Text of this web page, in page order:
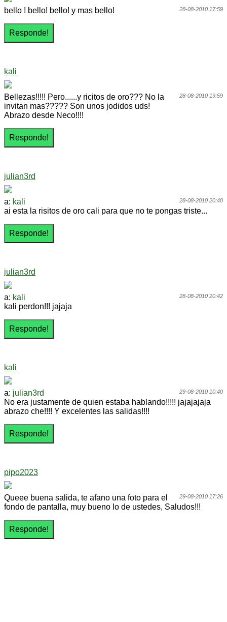
28-08-2010 17:59
bello ! bello! bello! y mas bello!
kali
28-08-2010 19:59
Bellezas!!!!! Pero......y ricitos de oro??? No la
invitan mas????? Son unos jodidos uds!
Abrazo desde Neco!!!!
julian3rd
28-08-2010 20:40
a: kali
ai esta la risitos de oro cali para que no te pongas triste...
julian3rd
28-08-2010 20:42
a: kali
kali perdon!!! jajaja
kali
29-08-2010 10:40
a: julian3rd
No era justamente de quien estaba hablando!!!!! jajajajaja
abrazo che!!!! Y excelentes las salidas!!!!
pipo2023
29-08-2010 17:26
Queee buena salida, te afano una foto para el
fondo de pantalla, muy bueno lo de ustedes, Saludos!!!